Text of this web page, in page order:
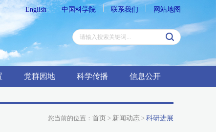
English 中国科学院 联系我们 网站地图
党群园地 科学传播 信息公开
您当前的位置： 首页 > 新闻动态 > 科研进展